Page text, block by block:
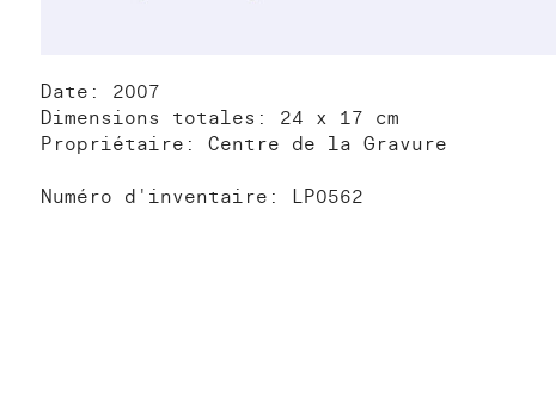
Date: 2007
Dimensions totales: 24 x 17 cm
Propriétaire: Centre de la Gravure
Numéro d'inventaire: LP0562